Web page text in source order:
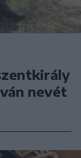
nevét